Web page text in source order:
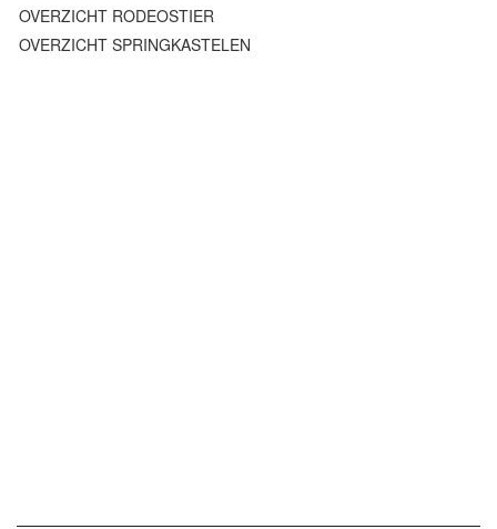
OVERZICHT RODEOSTIER
OVERZICHT SPRINGKASTELEN